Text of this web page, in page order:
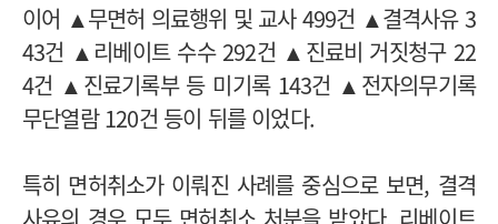
이어 ▲무면허 의료행위 및 교사 499건 ▲결격사유 3
43건 ▲리베이트 수수 292건 ▲진료비 거짓청구 22
4건 ▲진료기록부 등 미기록 143건 ▲전자의무기록
무단열람 120건 등이 뒤를 이었다.
특히 면허취소가 이뤄진 사례를 중심으로 보면, 결격
사유의 경우 모두 면허취소 처분을 받았다. 리베이트